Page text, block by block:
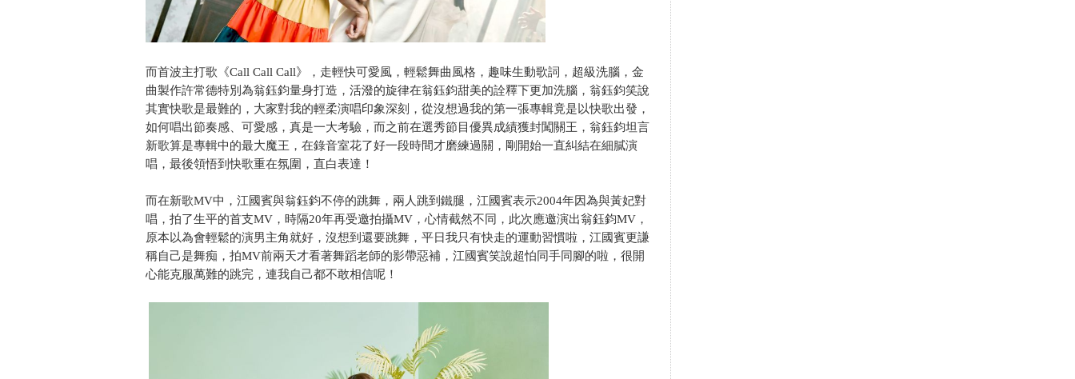
而首波主打歌《Call Call Call》，走輕快可愛風，輕鬆舞曲風格，趣味生動歌詞，超級洗腦，金
曲製作許常德特別為翁鈺鈞量身打造，活潑的旋律在翁鈺鈞甜美的詮釋下更加洗腦，翁鈺鈞笑說
其實快歌是最難的，大家對我的輕柔演唱印象深刻，從沒想過我的第一張專輯竟是以快歌出發，
如何唱出節奏感、可愛感，真是一大考驗，而之前在選秀節目優異成績獲封闖關王，翁鈺鈞坦言
新歌算是專輯中的最大魔王，在錄音室花了好一段時間才磨練過關，剛開始一直糾結在細膩演
唱，最後領悟到快歌重在氛圍，直白表達！
而在新歌MV中，江國賓與翁鈺鈞不停的跳舞，兩人跳到鐵腿，江國賓表示2004年因為與黃妃對
唱，拍了生平的首支MV，時隔20年再受邀拍攝MV，心情截然不同，此次應邀演出翁鈺鈞MV，
原本以為會輕鬆的演男主角就好，沒想到還要跳舞，平日我只有快走的運動習慣啦，江國賓更謙
稱自己是舞痴，拍MV前兩天才看著舞蹈老師的影帶惡補，江國賓笑說超怕同手同腳的啦，很開
心能克服萬難的跳完，連我自己都不敢相信呢！